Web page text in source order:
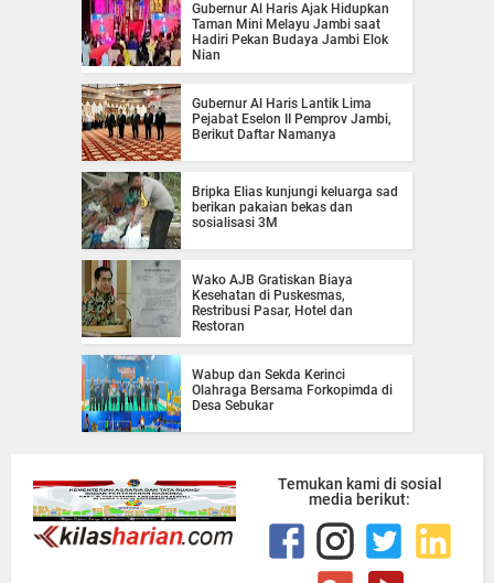
Gubernur Al Haris Ajak Hidupkan
Taman Mini Melayu Jambi saat
Hadiri Pekan Budaya Jambi Elok
Nian
Gubernur Al Haris Lantik Lima
Pejabat Eselon II Pemprov Jambi,
Berikut Daftar Namanya
Bripka Elias kunjungi keluarga sad
berikan pakaian bekas dan
sosialisasi 3M
Wako AJB Gratiskan Biaya
Kesehatan di Puskesmas,
Restribusi Pasar, Hotel dan
Restoran
Wabup dan Sekda Kerinci
Olahraga Bersama Forkopimda di
Desa Sebukar
Temukan kami di sosial
media berikut: